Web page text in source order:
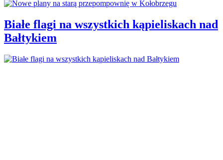
Białe flagi na wszystkich kąpieliskach nad
Bałtykiem